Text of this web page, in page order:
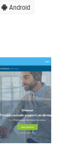
Android